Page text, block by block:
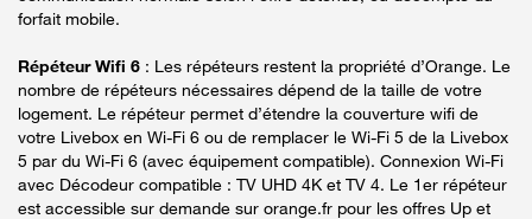
forfait mobile.
Répéteur Wifi 6 : Les répéteurs restent la propriété d’Orange. Le
nombre de répéteurs nécessaires dépend de la taille de votre
logement. Le répéteur permet d’étendre la couverture wifi de
votre Livebox en Wi-Fi 6 ou de remplacer le Wi-Fi 5 de la Livebox
5 par du Wi-Fi 6 (avec équipement compatible). Connexion Wi-Fi
avec Décodeur compatible : TV UHD 4K et TV 4. Le 1er répéteur
est accessible sur demande sur orange.fr pour les offres Up et